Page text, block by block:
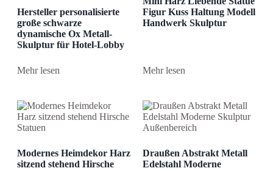
Hersteller personalisierte
große schwarze
dynamische Ox Metall-
Skulptur für Hotel-Lobby
Mehr lesen
Figur Kuss Haltung Modell
Handwerk Skulptur
Mehr lesen
Modernes Heimdekor Harz
sitzend stehend Hirsche
Draußen Abstrakt Metall
Edelstahl Moderne